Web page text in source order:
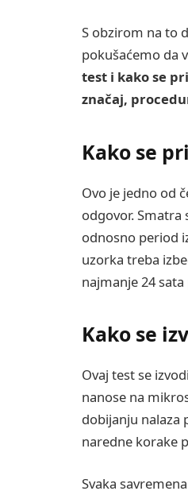
S obzirom na to
pokušaćemo da
test i kako se
značaj,
Kako se
Ovo je jedno od
odgovor. Smatra
odnosno period
uzorka treba
najmanje 24
Kako se
Ovaj test se
nanose na
dobijanju nalaza
naredne korake
Svaka savremena